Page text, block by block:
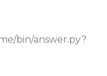
bin/answer.py?